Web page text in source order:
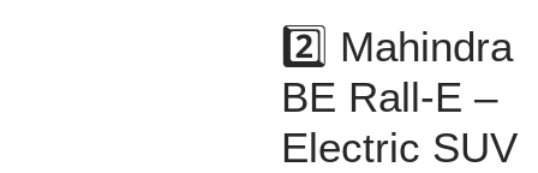
2️⃣ Mahindra
BE Rall-E –
Electric SUV